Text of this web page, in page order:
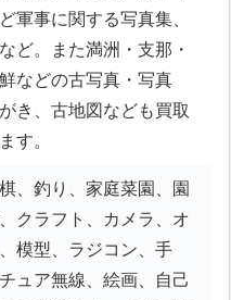
軍事に関する写真集、
ど。また満洲・支那・
などの古写真・写真
き、古地図なども買取
す。
、釣り、家庭菜園、園
クラフト、カメラ、オ
模型、ラジコン、手
ュア無線、絵画、自己